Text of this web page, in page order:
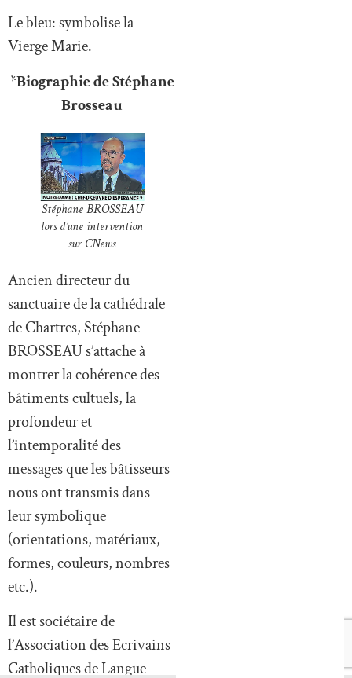
Le bleu: symbolise la
Vierge Marie.
*Biographie de Stéphane
Brosseau
Stéphane BROSSEAU
lors d’une intervention
sur CNews
Ancien directeur du
sanctuaire de la cathédrale
de Chartres, Stéphane
BROSSEAU s’attache à
montrer la cohérence des
bâtiments cultuels, la
profondeur et
l’intemporalité des
messages que les bâtisseurs
nous ont transmis dans
leur symbolique
(orientations, matériaux,
formes, couleurs, nombres
etc.).
Il est sociétaire de
l’Association des Ecrivains
Catholiques de Langue